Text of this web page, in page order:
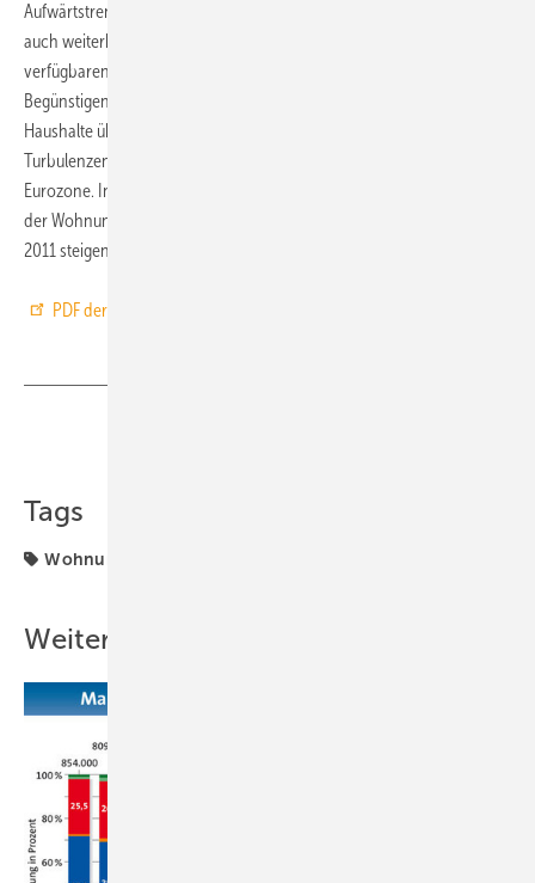
Aufwärtstrend weiter fortsetzen. Als Stütze erweisen sich hierbei die
auch weiterhin günstige Arbeitsmarktlage und die damit steigenden
verfügbaren Einkommen sowie niedrige Hypothekenzinsen.
Begünstigend wirkt zudem eine verstärkte Skepsis der privaten
Haushalte über die Sicherheit anderer Anlageformen im Zuge der
Turbulenzen um die Staatsschuldenkrise in den Peripherieländern der
Eurozone. Insgesamt gehen wir weiterhin davon aus, dass die Zahl
der Wohnungsneubauten auf etwa 156.000 Einheiten im Gesamtjahr
2011 steigen wird.“ ■
PDF der ausführlichen Analyse mit Datentabelle und Grafiken
Tags
Wohnungsneubau
Weitere Inhalte